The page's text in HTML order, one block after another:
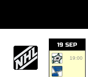
19 SEP
19:00